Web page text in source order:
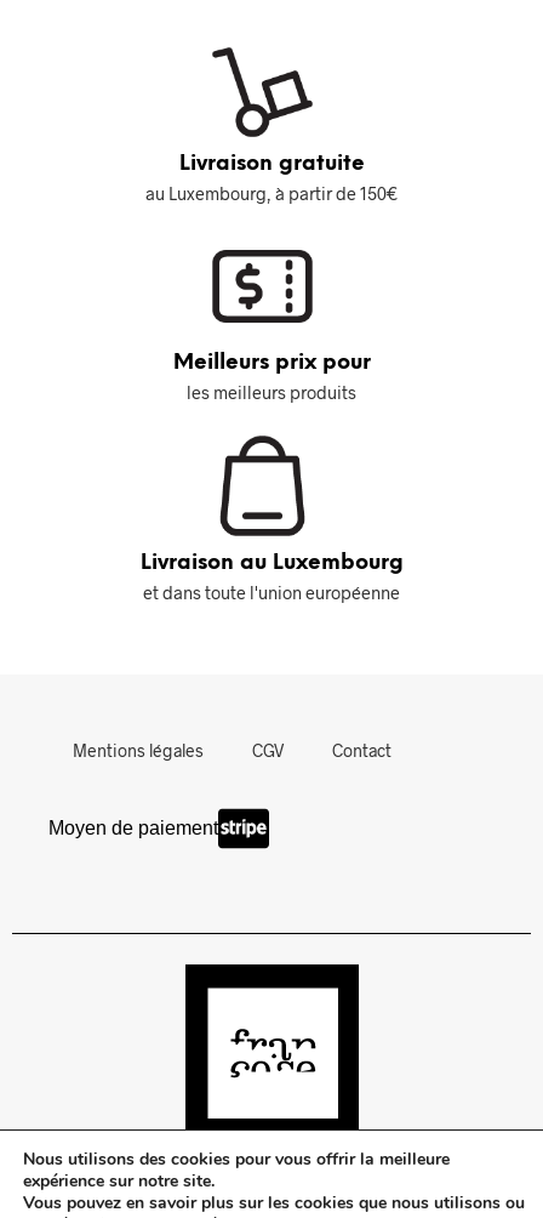
Livraison gratuite
au Luxembourg, à partir de 150€
Meilleurs prix pour
les meilleurs produits
Livraison au Luxembourg
et dans toute l'union européenne
Mentions légales CGV Contact
Moyen de paiement
©Françoise Urban Beauty
Nous utilisons des cookies pour vous offrir la meilleure
expérience sur notre site.
Vous pouvez en savoir plus sur les cookies que nous utilisons ou